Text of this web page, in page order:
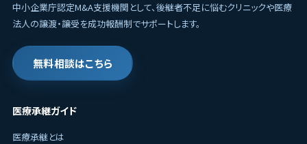
中小企業庁認定M&A支援機関として、後継者不足に悩むクリニックや医療
法人の譲渡・譲受を成功報酬制でサポートします。
無料相談はこちら
医療承継ガイド
医療承継とは